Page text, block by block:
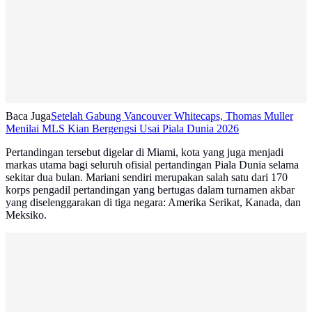
Baca JugaSetelah Gabung Vancouver Whitecaps, Thomas Muller
Menilai MLS Kian Bergengsi Usai Piala Dunia 2026
Pertandingan tersebut digelar di Miami, kota yang juga menjadi
markas utama bagi seluruh ofisial pertandingan Piala Dunia selama
sekitar dua bulan. Mariani sendiri merupakan salah satu dari 170
korps pengadil pertandingan yang bertugas dalam turnamen akbar
yang diselenggarakan di tiga negara: Amerika Serikat, Kanada, dan
Meksiko.